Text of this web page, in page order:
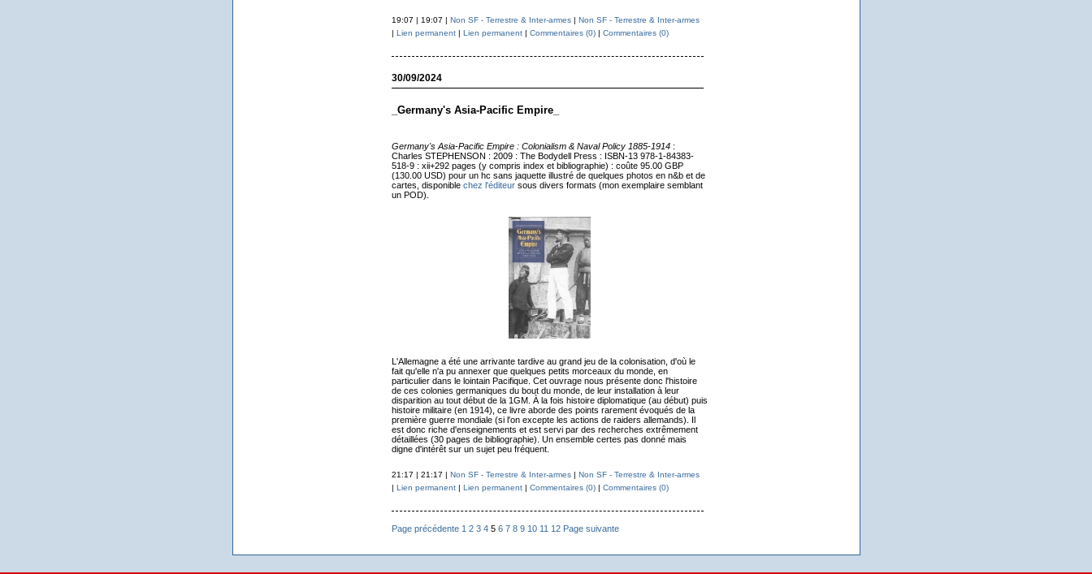
19:07 | 19:07 | Non SF - Terrestre & Inter-armes| Non SF - Terrestre & Inter-armes
| Lien permanent| Lien permanent| Commentaires (0)| Commentaires (0)
30/09/2024
_Germany's Asia-Pacific Empire_
Germany's Asia-Pacific Empire : Colonialism & Naval Policy 1885-1914:
Charles STEPHENSON : 2009 : The Bodydell Press : ISBN-13 978-1-84383-
518-9 : xii+292 pages (y compris index et bibliographie) : coûte 95.00 GBP
(130.00 USD) pour un hc sans jaquette illustré de quelques photos en n&b et de
cartes, disponible chez l'éditeursous divers formats (mon exemplaire semblant
un POD).
L'Allemagne a été une arrivante tardive au grand jeu de la colonisation, d'où le
fait qu'elle n'a pu annexer que quelques petits morceaux du monde, en
particulier dans le lointain Pacifique. Cet ouvrage nous présente donc l'histoire
de ces colonies germaniques du bout du monde, de leur installation à leur
disparition au tout début de la 1GM. À la fois histoire diplomatique (au début) puis
histoire militaire (en 1914), ce livre aborde des points rarement évoqués de la
première guerre mondiale (si l'on excepte les actions de raiders allemands). Il
est donc riche d'enseignements et est servi par des recherches extrêmement
détaillées (30 pages de bibliographie). Un ensemble certes pas donné mais
digne d'intérêt sur un sujet peu fréquent.
21:17 | 21:17 | Non SF - Terrestre & Inter-armes| Non SF - Terrestre & Inter-armes
| Lien permanent| Lien permanent| Commentaires (0)| Commentaires (0)
Page précédente 1 2 3 4 5 6 7 8 9 10 11 12 Page suivante